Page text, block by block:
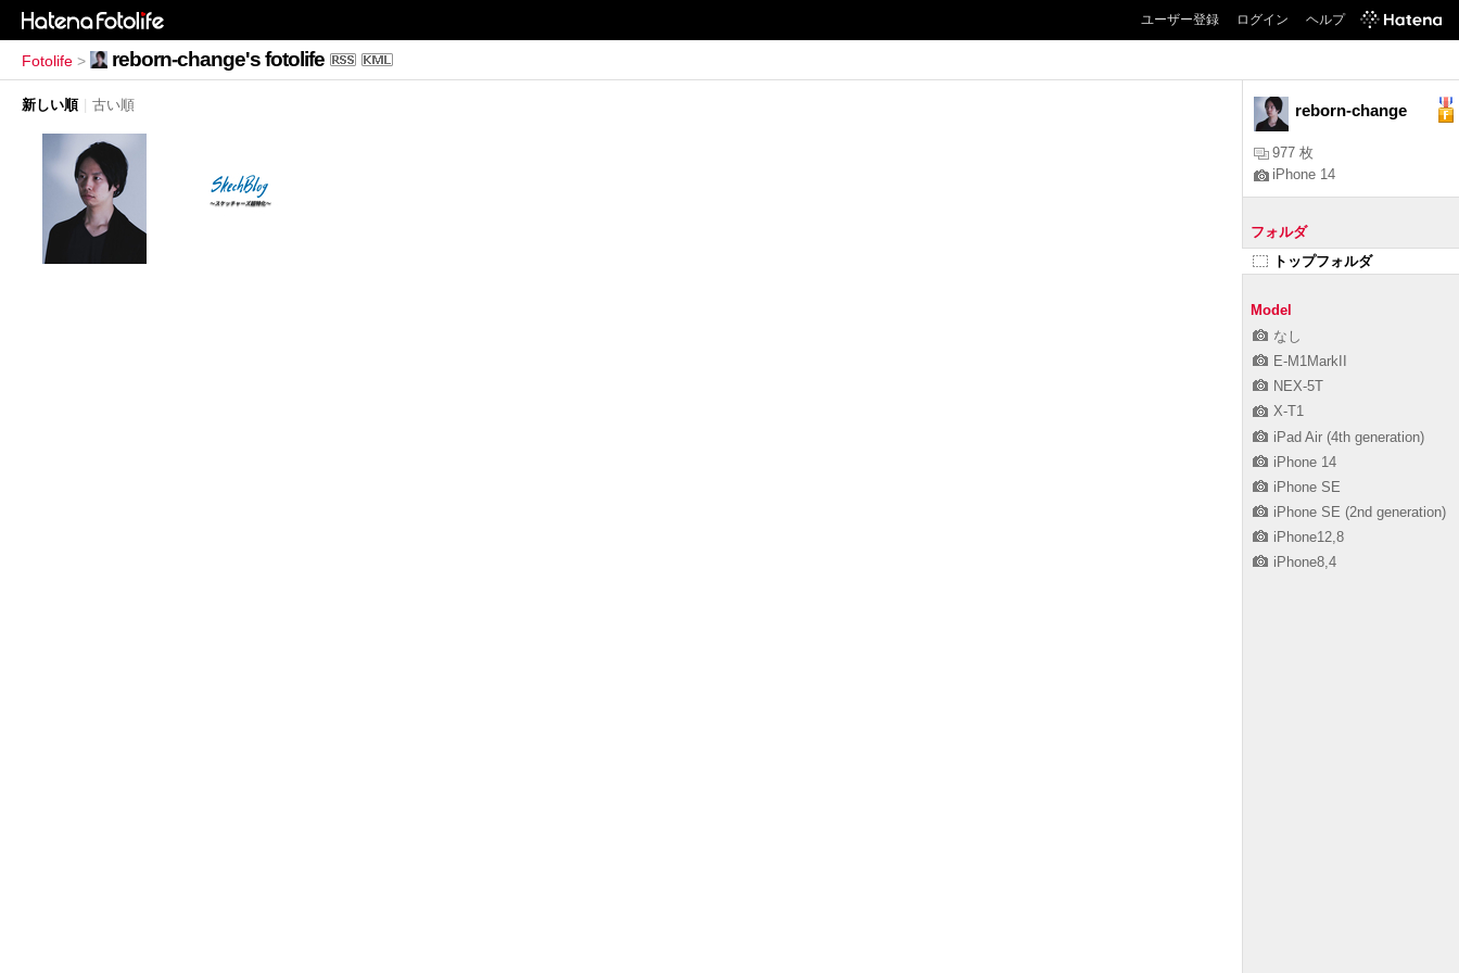
ユーザー登録 ログイン ヘルプ
Fotolife > reborn-change's fotolife
新しい順 古い順 reborn-change
977 枚
iPhone 14
フォルダ
トップフォルダ
Model
なし
E-M1MarkII
NEX-5T
X-T1
iPad Air (4th generation)
iPhone 14
iPhone SE
iPhone SE (2nd generation)
iPhone12,8
iPhone8,4